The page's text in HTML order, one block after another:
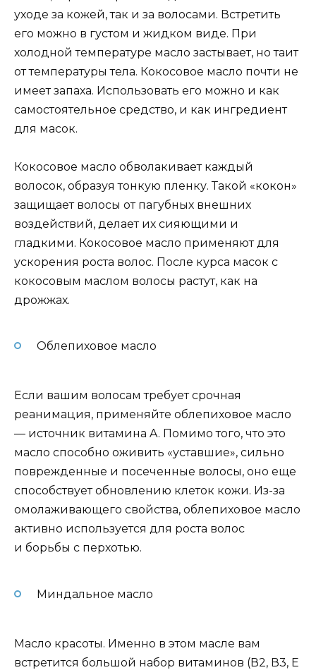
уходе за кожей, так и за волосами. Встретить
его можно в густом и жидком виде. При
холодной температуре масло застывает, но таит
от температуры тела. Кокосовое масло почти не
имеет запаха. Использовать его можно и как
самостоятельное средство, и как ингредиент
для масок.
Кокосовое масло обволакивает каждый
волосок, образуя тонкую пленку. Такой «кокон»
защищает волосы от пагубных внешних
воздействий, делает их сияющими и
гладкими. Кокосовое масло применяют для
ускорения роста волос. После курса масок с
кокосовым маслом волосы растут, как на
дрожжах.
Облепиховое масло
Если вашим волосам требует срочная
реанимация, применяйте облепиховое масло
— источник витамина A. Помимо того, что это
масло способно оживить «уставшие», сильно
поврежденные и посеченные волосы, оно еще
способствует обновлению клеток кожи. Из-за
омолаживающего свойства, облепиховое масло
активно используется для роста волос
и борьбы с перхотью.
Миндальное масло
Масло красоты. Именно в этом масле вам
встретится большой набор витаминов (В2, В3, Е